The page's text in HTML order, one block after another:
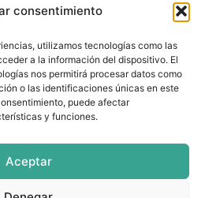
consentimiento
utilizamos tecnologías como las
a la información del dispositivo. El
nos permitirá procesar datos como
o las identificaciones únicas en este
puede afectar
y funciones.
Aceptar
noticias, novedades, tecnologías y
ayudaran a ser un mejor Djs.